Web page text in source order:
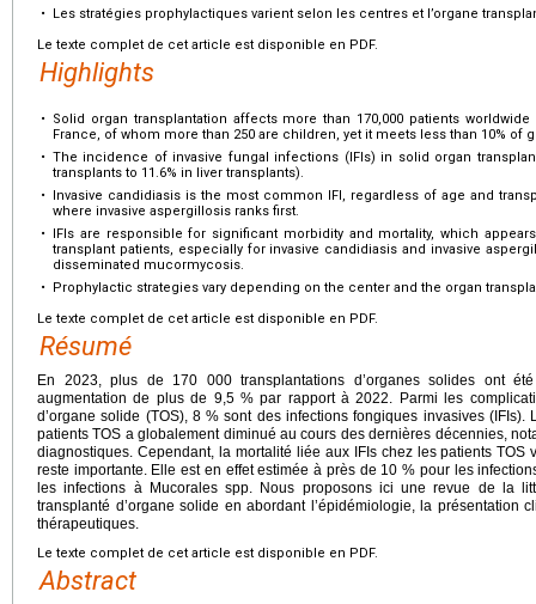
•
Les stratégies prophylactiques varient selon les centres et l’organe
Le texte complet de cet article est disponible en PDF.
Highlights
•
Solid organ transplantation affects more than 170,000 patients
France, of whom more than 250 are children, yet it meets less than 10% of
• The incidence of invasive fungal infections (IFIs) in solid organ
transplants to 11.6% in liver transplants).
•
Invasive candidiasis is the most common IFI, regardless of age and
where invasive aspergillosis ranks first.
•
IFIs are responsible for significant morbidity and mortality, which
transplant patients, especially for invasive candidiasis and invasive
disseminated mucormycosis.
•
Prophylactic strategies vary depending on the center and the organ
Le texte complet de cet article est disponible en PDF.
Résumé
En 2023, plus de 170 000 transplantations d’organes solides ont
augmentation de plus de 9,5 % par rapport à 2022. Parmi les
d’organe solide (TOS), 8 % sont des infections fongiques invasives
patients TOS a globalement diminué au cours des dernières décennies,
diagnostiques. Cependant, la mortalité liée aux IFIs chez les patients TOS
reste importante. Elle est en effet estimée à près de 10 % pour les
les infections à Mucorales spp. Nous proposons ici une revue de la
transplanté d’organe solide en abordant l’épidémiologie, la présentation
thérapeutiques.
Le texte complet de cet article est disponible en PDF.
Abstract